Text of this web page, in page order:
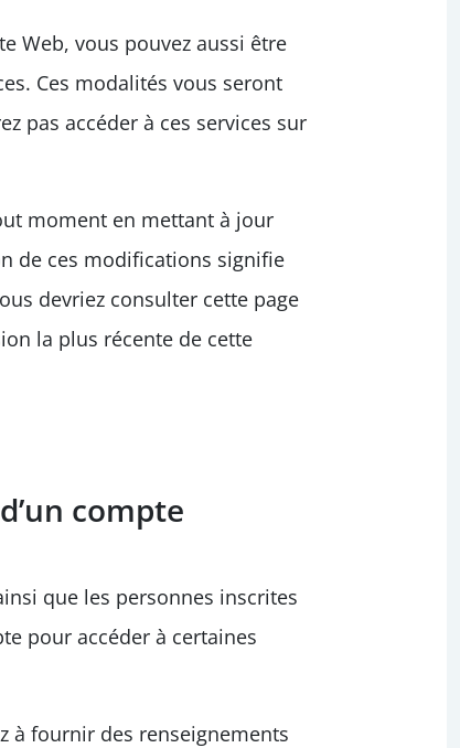
Web, vous pouvez aussi être
Ces modalités vous seront
pas accéder à ces services sur
moment en mettant à jour
de ces modifications signifie
devriez consulter cette page
la plus récente de cette
compte
que les personnes inscrites
pour accéder à certaines
à fournir des renseignements